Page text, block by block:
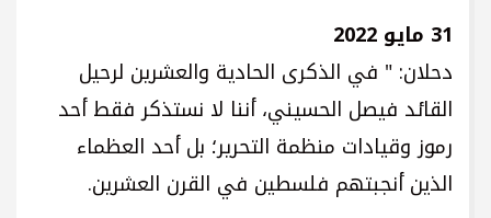
31 مايو 2022
‏دحلان: " في الذكرى الحادية والعشرين لرحيل
القائد فيصل الحسيني، أننا لا نستذكر فقط أحد
رموز وقيادات منظمة التحرير؛ بل أحد العظماء
الذين أنجبتهم فلسطين في القرن العشرين.